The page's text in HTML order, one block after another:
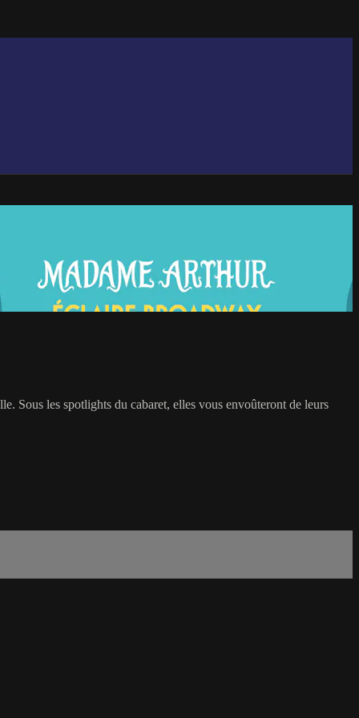
Sous les spotlights du cabaret, elles vous envoûteront de leurs